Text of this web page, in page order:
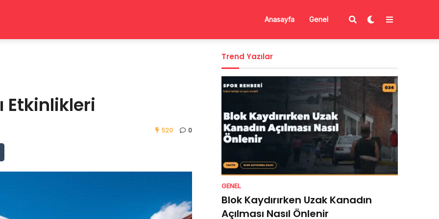
Anasayfa Genel
Etkinlikleri
520 0
Trend Yazılar
GENEL
Blok Kaydırırken Uzak Kanadın
Açılması Nasıl Önlenir